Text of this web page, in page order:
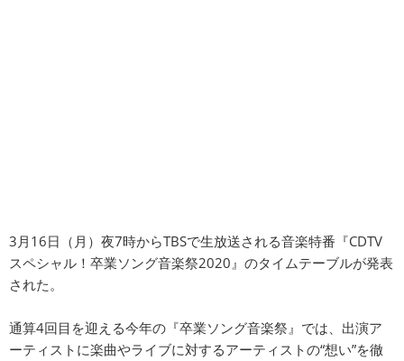
3月16日（月）夜7時からTBSで生放送される音楽特番『CDTV
スペシャル！卒業ソング音楽祭2020』のタイムテーブルが発表
された。
通算4回目を迎える今年の『卒業ソング音楽祭』では、出演ア
ーティストに楽曲やライブに対するアーティストの“想い”を徹